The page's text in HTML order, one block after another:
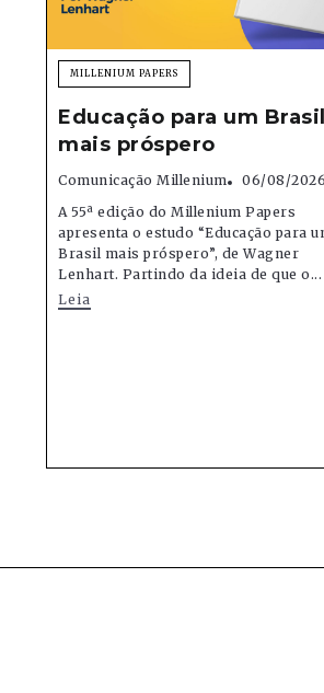
MILLENIUM PAPERS
Educação para um Brasil
mais próspero
Comunicação Millenium
06/08/2026
A 55ª edição do Millenium Papers
apresenta o estudo “Educação para
Brasil mais próspero”, de Wagner
Lenhart. Partindo da ideia de que o...
Leia